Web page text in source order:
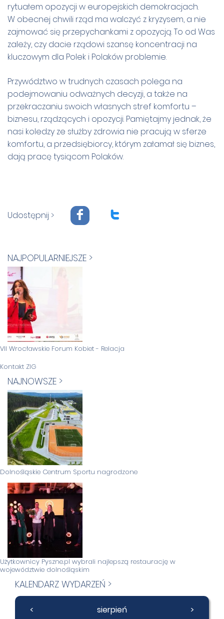
rytuałem opozycji w europejskich demokracjach.
W obecnej chwili rząd ma walczyć z kryzysem, a nie
zajmować się przepychankami z opozycją. To od Was
zależy, czy dacie rządowi szansę koncentracji na
kluczowym dla Polek i Polaków problemie.
Przywództwo w trudnych czasach polega na
podejmowaniu odważnych decyzji, a także na
przekraczaniu swoich własnych stref komfortu –
biznesu, rządzących i opozycji. Pamiętajmy jednak, że
nasi koledzy ze służby zdrowia nie pracują w sferze
komfortu, a przedsiębiorcy, którym załamał się biznes,
dają pracę tysiącom Polaków.
Udostępnij > F T
NAJPOPULARNIEJSZE >
VII Wrocławskie Forum Kobiet - Relacja
Kontakt ZIG
NAJNOWSZE >
Dolnośląskie Centrum Sportu nagrodzone
Użytkownicy Pyszne.pl wybrali najlepszą restaurację w
województwie dolnośląskim
KALENDARZ WYDARZEŃ >
< sierpień
>